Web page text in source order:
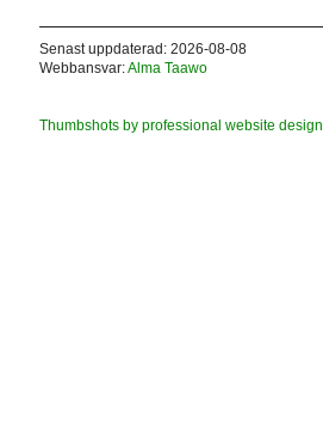
Senast uppdaterad: 2026-08-08
Webbansvar:Alma Taawo
Thumbshots by professional website design